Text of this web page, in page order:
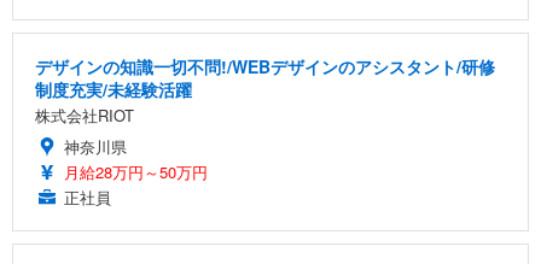
デザインの知識一切不問!/WEBデザインのアシスタント/研修
制度充実/未経験活躍
株式会社RIOT
神奈川県
月給28万円～50万円
正社員